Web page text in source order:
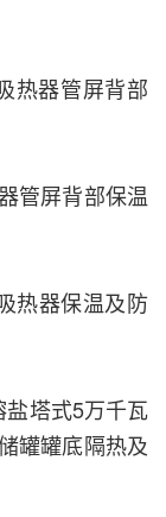
热器管屏背部
管屏背部保温
热器保温及防
塔式5万千瓦
罐罐底隔热及